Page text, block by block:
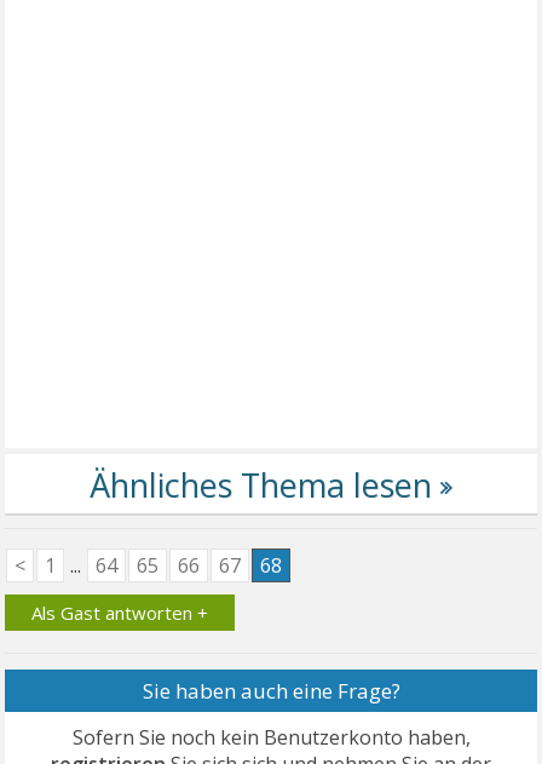
< 1 ... 64 65 66 67 68
Als Gast antworten +
Sie haben auch eine Frage?
Sofern Sie noch kein Benutzerkonto haben,